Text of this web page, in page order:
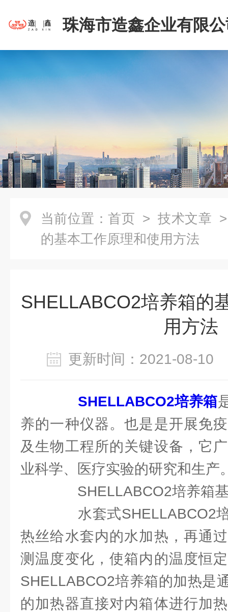
珠海市造鑫企业有限
当前位置： 首页 > 技术文章
的基本工作原理和使用方法
SHELLABCO2培养箱的
用方法
更新时间：2021-08-
SHELLABCO2培养箱
养的一种仪器。也是是开展免
及生物工程所的关键设备，它
业科学、医疗实验的研究和生产
SHELLABCO2培养箱基
水套式SHELLABCO2培
热丝给水套内的水加热，再通
测温度变化，使箱内的温度恒
SHELLABCO2培养箱的加热是
的加热器直接对内箱体进行加